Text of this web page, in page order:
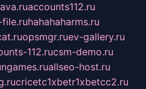
accounts112.ru
hahahaharms.ru
opsmgr.ruev-gallery.ru
112.rucsm-demo.ru
allseo-host.ru
cricetc1xbetr1xbetcc2.ru